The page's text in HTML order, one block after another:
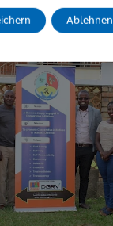
Ablehnen